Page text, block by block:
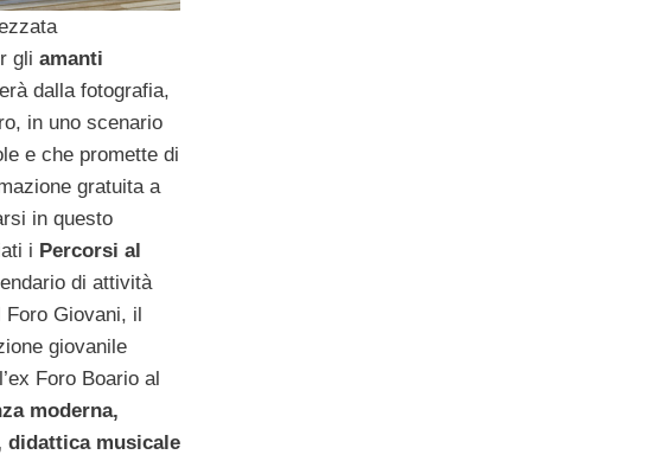
gli amanti
dalla fotografia,
in uno scenario
e che promette di
gratuita a
in questo
i Percorsi al
di attività
Giovani, il
giovanile
Foro Boario al
moderna,
didattica musicale